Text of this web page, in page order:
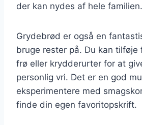
der kan nydes af hele familien.
Grydebrød er også en
bruge rester på. Du kan tilføje
frø eller krydderurter for at
personlig vri. Det er en god
eksperimentere med
finde din egen favoritopskrift.